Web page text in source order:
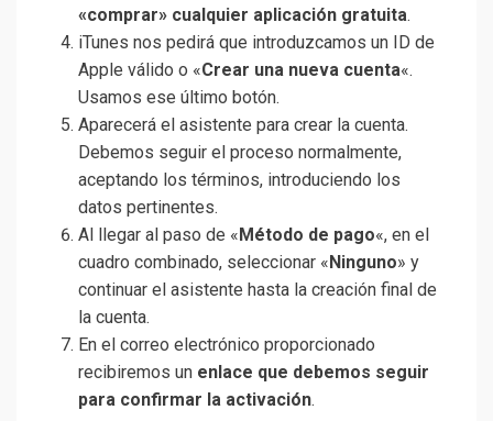
«comprar» cualquier aplicación gratuita.
iTunes nos pedirá que introduzcamos un ID de
Apple válido o «Crear una nueva cuenta«.
Usamos ese último botón.
Aparecerá el asistente para crear la cuenta.
Debemos seguir el proceso normalmente,
aceptando los términos, introduciendo los
datos pertinentes.
Al llegar al paso de « Método de pago«, en el
cuadro combinado, seleccionar « Ninguno» y
continuar el asistente hasta la creación final de
la cuenta.
En el correo electrónico proporcionado
recibiremos un enlace que debemos seguir
para confirmar la activación.